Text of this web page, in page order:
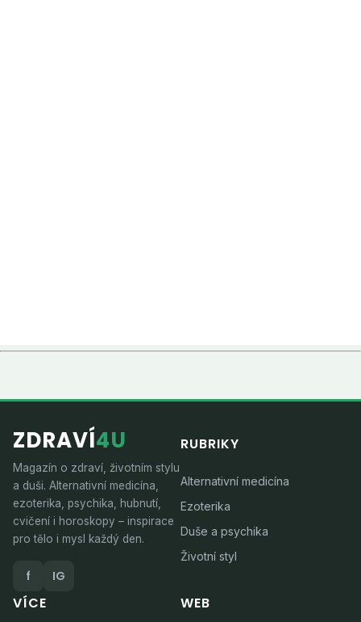
ZDRAVÍ4U
Magazín o zdraví, životním stylu
a duši. Alternativní medicína,
ezoterika, psychika, hubnutí,
cvičení i horoskopy – inspirace
pro tělo i mysl každý den.
f IG
RUBRIKY
Alternativní medicína
Ezoterika
Duše a psychika
Životní styl
VÍCE WEB